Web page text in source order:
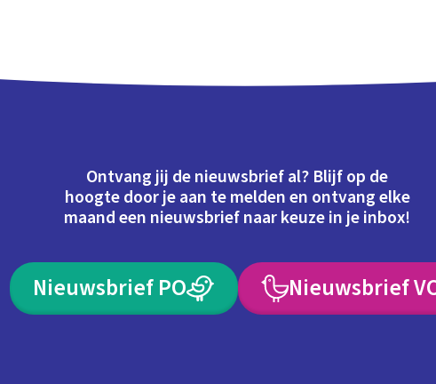
Ontvang jij de nieuwsbrief al? Blijf op de
hoogte door je aan te melden en ontvang elke
maand een nieuwsbrief naar keuze in je inbox!
Nieuwsbrief PO Nieuwsbrief